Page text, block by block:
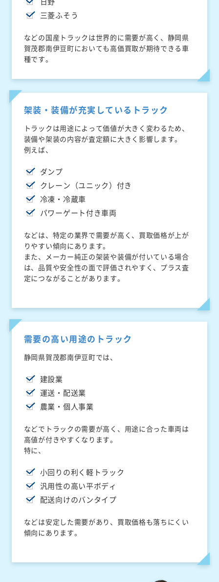
三菱ふそう
などの国産トラックは世界的に需要が高く、静岡県
賀茂郡南伊豆町においても高価買取が期待できる車
種です。
架装・装備が充実しているトラック
トラックは用途によって価値が大きく変わるため、
装備や架装の内容が査定額に大きく影響します。
例えば、
ダンプ
クレーン（ユニック）付き
冷凍・冷蔵車
パワーゲート付き車両
などは、特定の業界で需要が高く、買取価格が上が
りやすい傾向にあります。
また、メーカー純正の架装や装備が付いている場合
は、品質や安全性の面で評価されやすく、プラス査
定につながることがあります。
需要の高い用途のトラック
静岡県賀茂郡南伊豆町では、
建設業
運送・配送業
農業・個人事業
などでトラックの需要が高く、用途に合った車両は
高値が付きやすくなります。
特に、
小回りの利く軽トラック
汎用性の高い平ボディ
配送向けのバンタイプ
などは安定した需要があり、買取価格も落ちにくい
傾向にあります。